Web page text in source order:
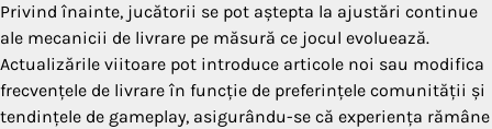
Privind înainte, jucătorii se pot aștepta la ajustări continue
ale mecanicii de livrare pe măsură ce jocul evoluează.
Actualizările viitoare pot introduce articole noi sau modifica
frecvențele de livrare în funcție de preferințele comunității și
tendințele de gameplay, asigurându-se că experiența rămâne